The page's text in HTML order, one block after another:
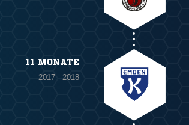
11 MONATE
2017 - 2018